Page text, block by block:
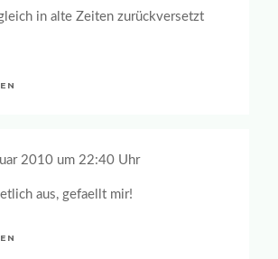
in alte Zeiten zurückversetzt
2010 um 22:40 Uhr
aus, gefaellt mir!